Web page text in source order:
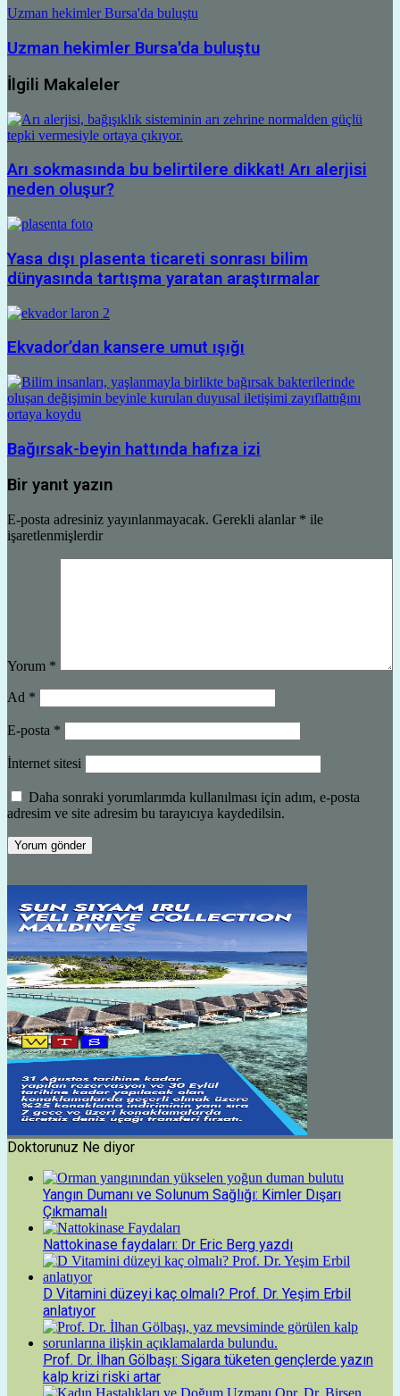
Uzman hekimler Bursa'da buluştu
Uzman hekimler Bursa'da buluştu
İlgili Makaleler
Arı sokmasında bu belirtilere dikkat! Arı alerjisi
neden oluşur?
Yasa dışı plasenta ticareti sonrası bilim
dünyasında tartışma yaratan araştırmalar
Ekvador’dan kansere umut ışığı
Bağırsak-beyin hattında hafıza izi
Bir yanıt yazın
E-posta adresiniz yayınlanmayacak. Gerekli alanlar * ile
işaretlenmişlerdir
Yorum *
Ad *
E-posta *
İnternet sitesi
Daha sonraki yorumlarımda kullanılması için adım, e-posta
adresim ve site adresim bu tarayıcıya kaydedilsin.
Doktorunuz Ne diyor
Yangın Dumanı ve Solunum Sağlığı: Kimler Dışarı
Çıkmamalı
Nattokinase faydaları: Dr Eric Berg yazdı
D Vitamini düzeyi kaç olmalı? Prof. Dr. Yeşim Erbil
anlatıyor
Prof. Dr. İlhan Gölbaşı: Sigara tüketen gençlerde yazın
kalp krizi riski artar